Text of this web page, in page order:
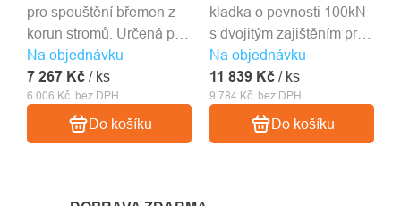
Na objednávku
6 006 Kč bez DPH
7 267 Kč / ks
Do košíku
pro spouštění břemen z
korun stromů. Určená pro
lana o průměru do 16mm.
Na objednávku
9 784 Kč bez DPH
11 839 Kč / ks
Do košíku
kladka o pevnosti 100kN
s dvojitým zajištěním proti
náhodnému otevření.